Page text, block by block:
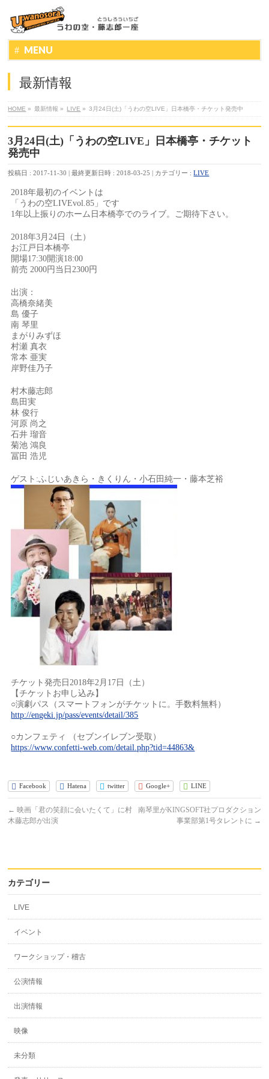
MENU
最新情報
HOME » 最新情報 » LIVE » 3月24日(土)「うわの空LIVE」日本橋亭・チケット発売中
3月24日(土)「うわの空LIVE」日本橋亭・チケット
発売中
投稿日 : 2017-11-30 最終更新日時 : 2018-03-25 カテゴリー :LIVE
2018年最初のイベントは
「うわの空LIVEvol.85」です
1年以上振りのホーム日本橋亭でのライブ。ご期待下さい。
2018年3月24日（土）
お江戸日本橋亭
開場17:30開演18:00
前売 2000円当日2300円
出演：
高橋奈緒美
島 優子
南 琴里
まがりみずほ
村瀬 真衣
常本 亜実
岸野佳乃子
村木藤志郎
島田実
林 俊行
河原 尚之
石井 瑠音
菊池 鴻良
冨田 浩児
ゲスト:ふじいあきら・きくりん・小石田純一・藤本芝裕
チケット発売日2018年2月17日（土）
【チケットお申し込み】
○演劇パス（スマートフォンがチケットに。手数料無料）
http://engeki.jp/pass/events/detail/385
○カンフェティ （セブンイレブン受取）
https://www.confetti-web.com/detail.php?tid=44863&
Facebook Hatena twitter Google+ LINE
← 映画「君の笑顔に会いたくて」に村
木藤志郎が出演
南琴里がKINGSOFT社プロダクション
事業部第1号タレントに →
カテゴリー
LIVE
イベント
ワークショップ・稽古
公演情報
出演情報
映像
未分類